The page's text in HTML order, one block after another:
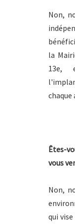
Non,
la
13e,
Êtes-
vous
Non,
qui